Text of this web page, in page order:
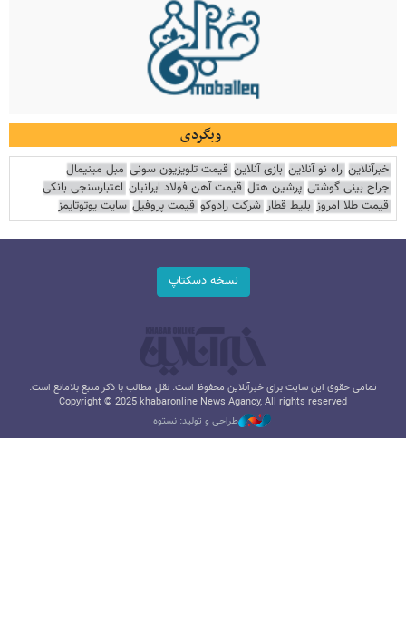
وبگردی
خبرآنلاین راه نو آنلاین بازی آنلاین قیمت تلویزیون سونی مبل مینیمال
جراح بینی گوشتی پرشین هتل قیمت آهن فولاد ایرانیان اعتبارسنجی بانکی
قیمت طلا امروز بلیط قطار شرکت رادوکو قیمت پروفیل سایت یوتوتایمز
نسخه دسکتاپ
تمامی حقوق این سایت برای خبرآنلاین محفوظ است. نقل مطالب با ذکر منبع بلامانع است.
Copyright © 2025 khabaronline News Agancy, All rights reserved
طراحی و تولید: نستوه